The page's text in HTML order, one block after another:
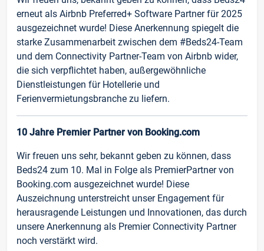
erneut als Airbnb Preferred+ Software Partner für 2025
ausgezeichnet wurde! Diese Anerkennung spiegelt die
starke Zusammenarbeit zwischen dem #Beds24-Team
und dem Connectivity Partner-Team von Airbnb wider,
die sich verpflichtet haben, außergewöhnliche
Dienstleistungen für Hotellerie und
Ferienvermietungsbranche zu liefern.
10 Jahre Premier Partner von Booking.com
Wir freuen uns sehr, bekannt geben zu können, dass
Beds24 zum 10. Mal in Folge als PremierPartner von
Booking.com ausgezeichnet wurde! Diese
Auszeichnung unterstreicht unser Engagement für
herausragende Leistungen und Innovationen, das durch
unsere Anerkennung als Premier Connectivity Partner
noch verstärkt wird.